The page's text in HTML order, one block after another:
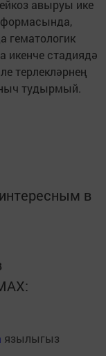
авыруы ике
формасында,
гематологик
икенче стадиядә
терлекләрнең
тудырмый.
в
язылыгыз